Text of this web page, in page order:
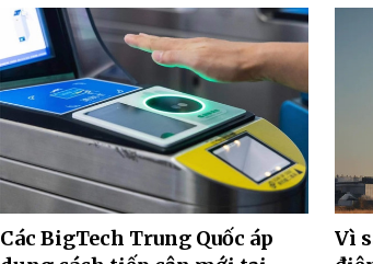
Các BigTech Trung Quốc áp
Vì